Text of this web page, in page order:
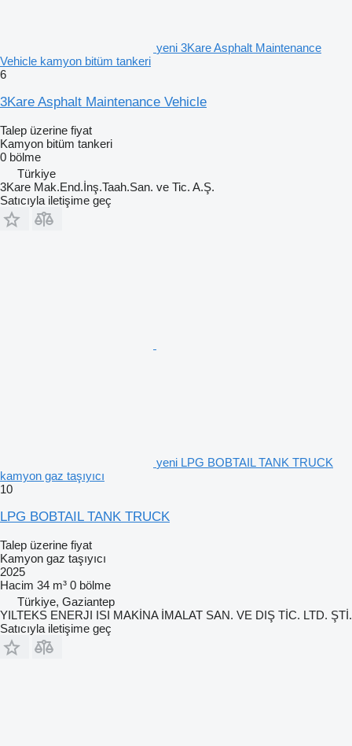
yeni 3Kare Asphalt Maintenance
Vehicle kamyon bitüm tankeri
6
3Kare Asphalt Maintenance Vehicle
Talep üzerine fiyat
Kamyon bitüm tankeri
0 bölme
Türkiye
3Kare Mak.End.İnş.Taah.San. ve Tic. A.Ş.
Satıcıyla iletişime geç
yeni LPG BOBTAIL TANK TRUCK
kamyon gaz taşıyıcı
10
LPG BOBTAIL TANK TRUCK
Talep üzerine fiyat
Kamyon gaz taşıyıcı
2025
Hacim 34 m³ 0 bölme
Türkiye, Gaziantep
YILTEKS ENERJI ISI MAKİNA İMALAT SAN. VE DIŞ TİC. LTD. ŞTİ.
Satıcıyla iletişime geç